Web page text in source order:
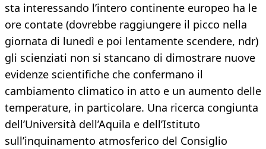
sta interessando l’intero continente europeo ha le
ore contate (dovrebbe raggiungere il picco nella
giornata di lunedì e poi lentamente scendere, ndr)
gli scienziati non si stancano di dimostrare nuove
evidenze scientifiche che confermano il
cambiamento climatico in atto e un aumento delle
temperature, in particolare. Una ricerca congiunta
dell’Università dell’Aquila e dell’Istituto
sull’inquinamento atmosferico del Consiglio